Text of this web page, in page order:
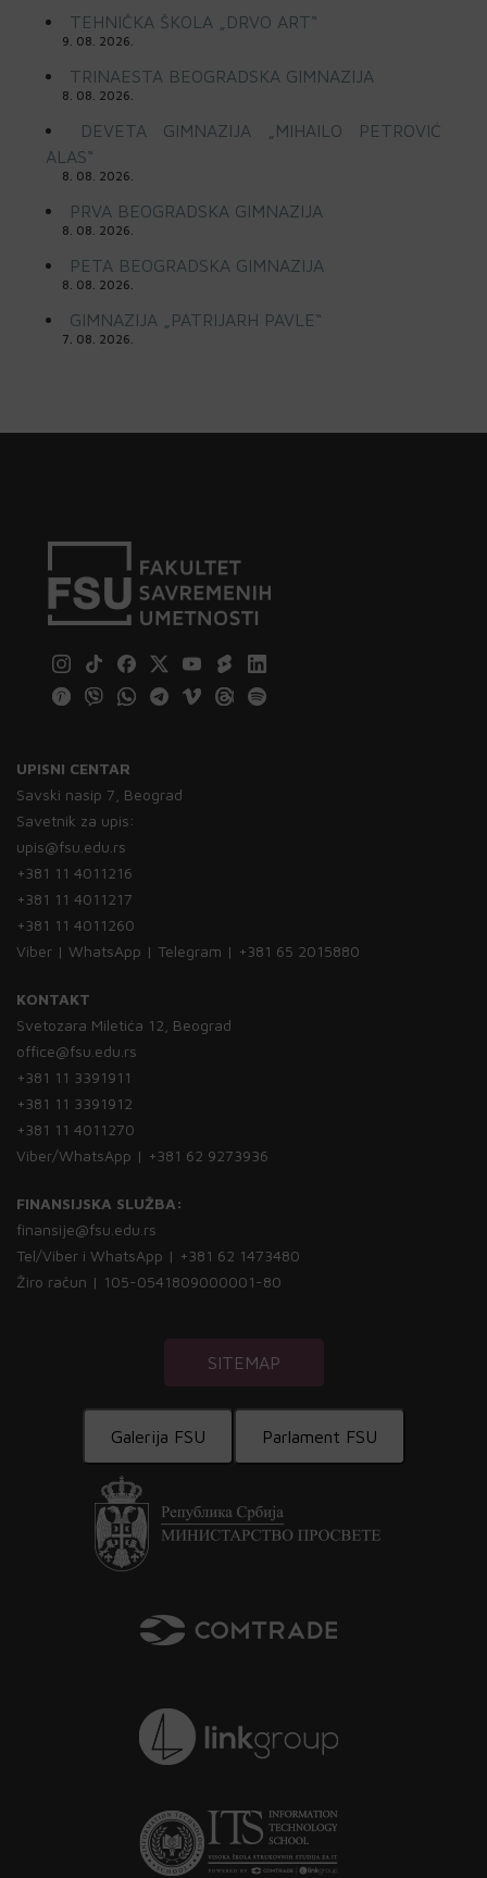
TEHNIČKA ŠKOLA „DRVO ART“
9. 08. 2026.
TRINAESTA BEOGRADSKA GIMNAZIJA
8. 08. 2026.
DEVETA GIMNAZIJA „MIHAILO PETROVIĆ
ALAS“
8. 08. 2026.
PRVA BEOGRADSKA GIMNAZIJA
8. 08. 2026.
PETA BEOGRADSKA GIMNAZIJA
8. 08. 2026.
GIMNAZIJA „PATRIJARH PAVLE“
7. 08. 2026.
UPISNI CENTAR
Savski nasip 7, Beograd
Savetnik za upis:
upis@fsu.edu.rs
+381 11 4011216
+381 11 4011217
+381 11 4011260
Viber | WhatsApp | Telegram | +381 65 2015880
KONTAKT
Svetozara Miletića 12, Beograd
office@fsu.edu.rs
+381 11 3391911
+381 11 3391912
+381 11 4011270
Viber/WhatsApp | +381 62 9273936
FINANSIJSKA SLUŽBA:
finansije@fsu.edu.rs
Tel/Viber i WhatsApp | +381 62 1473480
Žiro račun | 105-0541809000001-80
SITEMAP
Galerija FSU Parlament FSU